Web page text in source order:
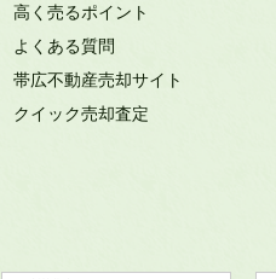
高く売るポイント
よくある質問
帯広不動産売却サイト
クイック売却査定